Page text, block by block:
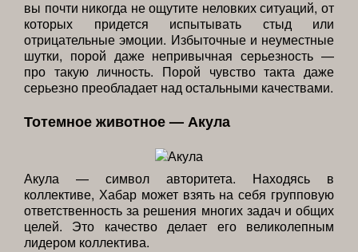
вы почти никогда не ощутите неловких ситуаций, от
которых придется испытывать стыд или
отрицательные эмоции. Избыточные и неуместные
шутки, порой даже непривычная серьезность —
про такую личность. Порой чувство такта даже
серьезно преобладает над остальными качествами.
Тотемное животное — Акула
Акула — символ авторитета. Находясь в
коллективе, Хабар может взять на себя групповую
ответственность за решения многих задач и общих
целей. Это качество делает его великолепным
лидером коллектива.